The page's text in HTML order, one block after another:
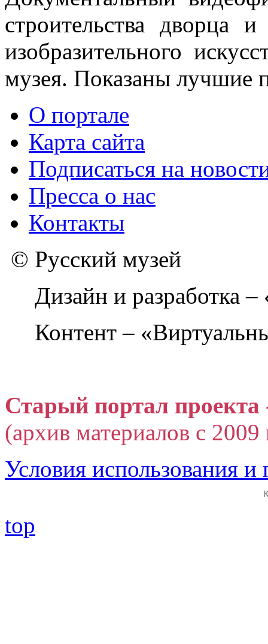
строительства дворца
изобразительного
музея. Показаны лучшие
О портале
Карта сайта
Подписаться на
Пресса о нас
Контакты
© Русский музей
Дизайн и разработка
Контент –
Старый портал
(архив материалов с
Условия использования
top